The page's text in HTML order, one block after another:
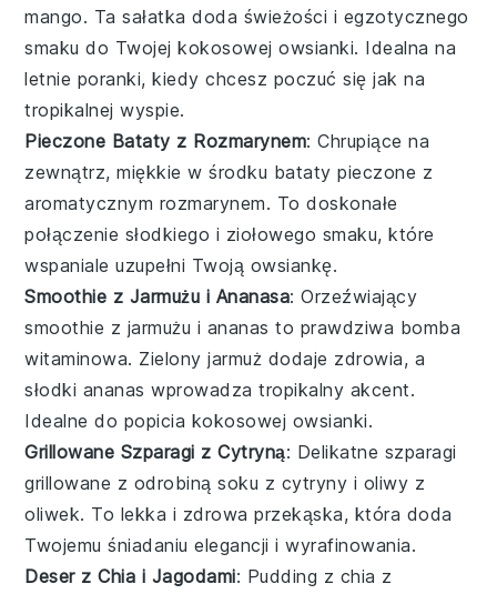
mango. Ta sałatka doda świeżości i egzotycznego
smaku do Twojej kokosowej owsianki. Idealna na
letnie poranki, kiedy chcesz poczuć się jak na
tropikalnej wyspie.
Pieczone Bataty z Rozmarynem: Chrupiące na
zewnątrz, miękkie w środku bataty pieczone z
aromatycznym rozmarynem. To doskonałe
połączenie słodkiego i ziołowego smaku, które
wspaniale uzupełni Twoją owsiankę.
Smoothie z Jarmużu i Ananasa: Orzeźwiający
smoothie z jarmużu i ananas to prawdziwa bomba
witaminowa. Zielony jarmuż dodaje zdrowia, a
słodki ananas wprowadza tropikalny akcent.
Idealne do popicia kokosowej owsianki.
Grillowane Szparagi z Cytryną: Delikatne szparagi
grillowane z odrobinąsoku z cytryny i oliwy z
oliwek. To lekka i zdrowa przekąska, która doda
Twojemu śniadaniu elegancji i wyrafinowania.
Deser z Chia i Jagodami: Pudding z chia z